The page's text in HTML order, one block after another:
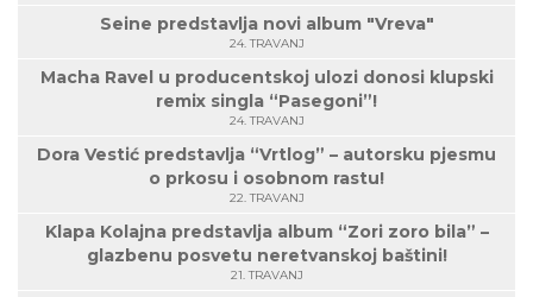
Seine predstavlja novi album "Vreva"
24. TRAVANJ
Macha Ravel u producentskoj ulozi donosi klupski
remix singla “Pasegoni”!
24. TRAVANJ
Dora Vestić predstavlja “Vrtlog” – autorsku pjesmu
o prkosu i osobnom rastu!
22. TRAVANJ
Klapa Kolajna predstavlja album “Zori zoro bila” –
glazbenu posvetu neretvanskoj baštini!
21. TRAVANJ